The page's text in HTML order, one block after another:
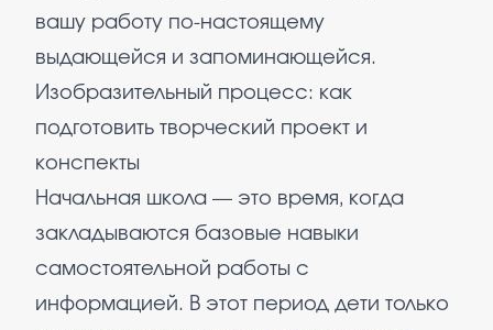
вашу работу по-настоящему
выдающейся и запоминающейся.
Изобразительный процесс: как
подготовить творческий проект и
конспекты
Начальная школа — это время, когда
закладываются базовые навыки
самостоятельной работы с
информацией. В этот период дети только